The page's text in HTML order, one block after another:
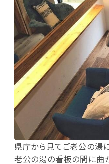
県庁から見てご老公の湯
老公の湯の看板の間に曲